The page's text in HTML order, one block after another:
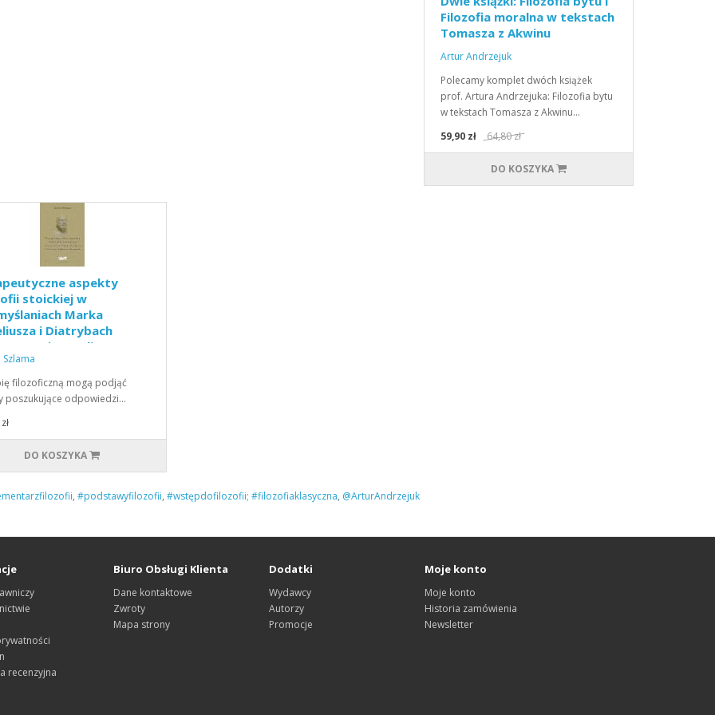
Filozofia moralna w tekstach
Tomasza z Akwinu
Artur Andrzejuk
Polecamy komplet dwóch książek
prof. Artura Andrzejuka: Filozofia bytu
w tekstach Tomasza z Akwinu…
59,90 zł
64,80 zł
DO KOSZYKA
aspekty
stoickiej w
Marka
i Diatrybach
z Hierapolis
filozoficzną mogą podjąć
poszukujące odpowiedzi…
DO KOSZYKA
, #podstawyfilozofii, #wstępdofilozofii; #filozofiaklasyczna, @ArturAndrzejuk
recenzyjna
Biuro Obsługi Klienta
Dane kontaktowe
Zwroty
Mapa strony
Dodatki
Wydawcy
Autorzy
Promocje
Moje konto
Moje konto
Historia zamówienia
Newsletter